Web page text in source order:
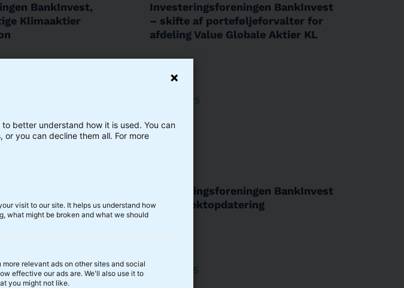
BankInvest,
Klimaaktier
Investeringsforeningen BankInvest
– skifte af porteføljeforvalter for
afdeling Value Globale Aktier KL
28.08.2025
Investeringsforeningen BankInvest
– prospektopdatering
27.08.2025
better understand how it is used. You can
you can decline them all. For more
visit to our site. It helps us understand how
what might be broken and what we should
relevant ads on other sites and social
effective our ads are. We'll also use it to
you might not like.